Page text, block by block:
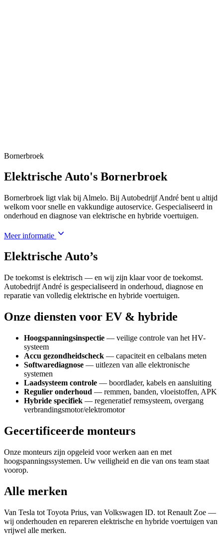
Bornerbroek
Elektrische Auto's Bornerbroek
Bornerbroek ligt vlak bij Almelo. Bij Autobedrijf André bent u altijd
welkom voor snelle en vakkundige autoservice. Gespecialiseerd in
onderhoud en diagnose van elektrische en hybride voertuigen.
Meer informatie
Elektrische Auto’s
De toekomst is elektrisch — en wij zijn klaar voor de toekomst.
Autobedrijf André is gespecialiseerd in onderhoud, diagnose en
reparatie van volledig elektrische en hybride voertuigen.
Onze diensten voor EV & hybride
Hoogspanningsinspectie — veilige controle van het HV-
systeem
Accu gezondheidscheck — capaciteit en celbalans meten
Softwarediagnose — uitlezen van alle elektronische
systemen
Laadsysteem controle — boordlader, kabels en aansluiting
Regulier onderhoud — remmen, banden, vloeistoffen, APK
Hybride specifiek — regeneratief remsysteem, overgang
verbrandingsmotor/elektromotor
Gecertificeerde monteurs
Onze monteurs zijn opgeleid voor werken aan en met
hoogspanningssystemen. Uw veiligheid en die van ons team staat
voorop.
Alle merken
Van Tesla tot Toyota Prius, van Volkswagen ID. tot Renault Zoe —
wij onderhouden en repareren elektrische en hybride voertuigen van
vrijwel alle merken.